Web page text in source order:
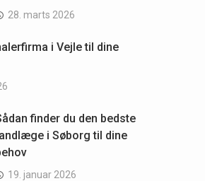
28. marts 2026
i Vejle til dine
finder du den bedste
i Søborg til dine
19. januar 2026